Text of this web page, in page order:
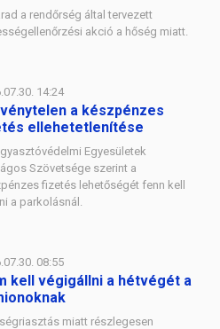
a rendőrség által tervezett
akció a hőség miatt.
14:24
a készpénzes
ellehetetlenítése
Egyesületek
Szövetsége szerint a
fizetés lehetőségét fenn kell
a parkolásnál.
08:55
kell végigállni a hétvégét a
miatt részlegesen